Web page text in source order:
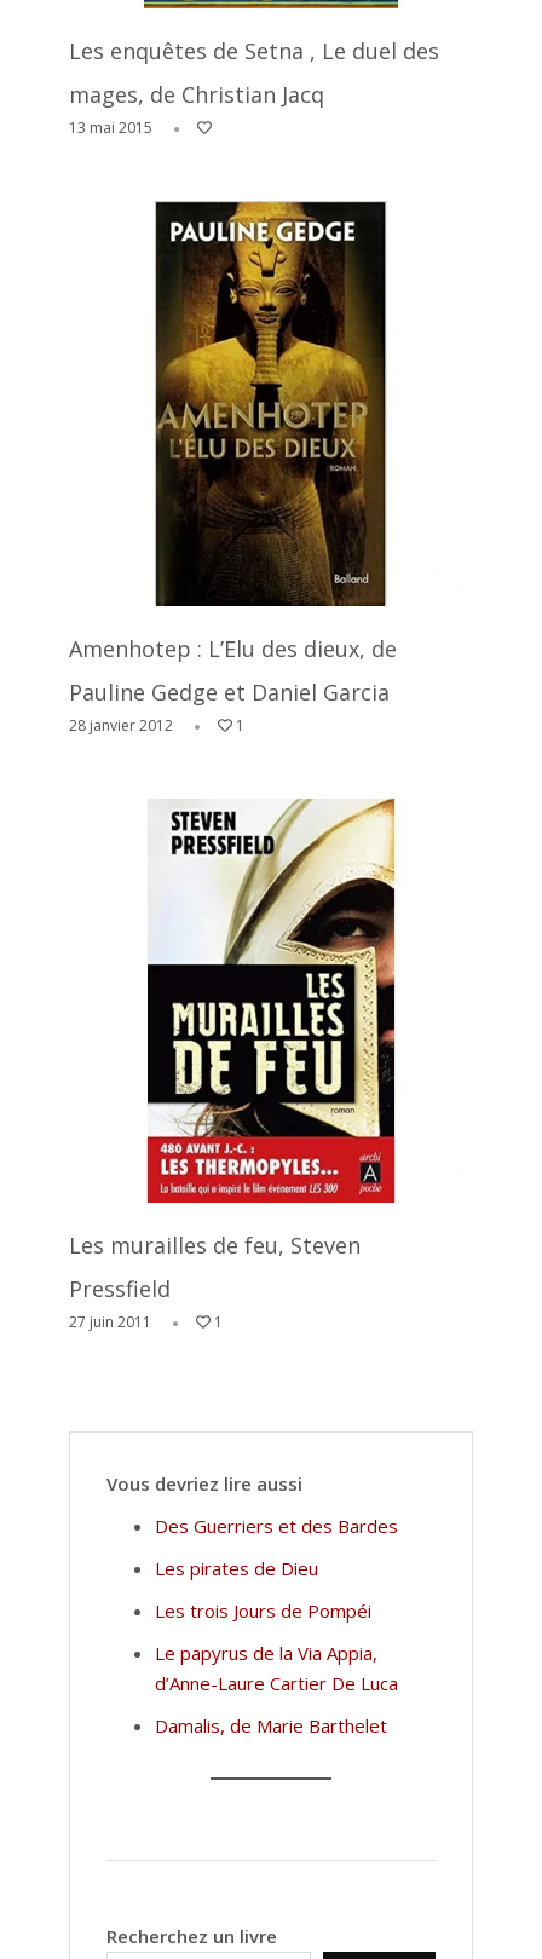
Les enquêtes de Setna , Le duel des
mages, de Christian Jacq
13 mai 2015
Amenhotep : L’Elu des dieux, de
Pauline Gedge et Daniel Garcia
28 janvier 2012 1
Les murailles de feu, Steven
Pressfield
27 juin 2011 1
Vous devriez lire aussi
Des Guerriers et des Bardes
Les pirates de Dieu
Les trois Jours de Pompéi
Le papyrus de la Via Appia,
d’Anne-Laure Cartier De Luca
Damalis, de Marie Barthelet
Recherchez un livre